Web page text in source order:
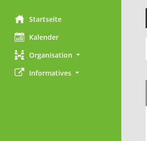
Startseite
Kalender
Organisation
Informatives